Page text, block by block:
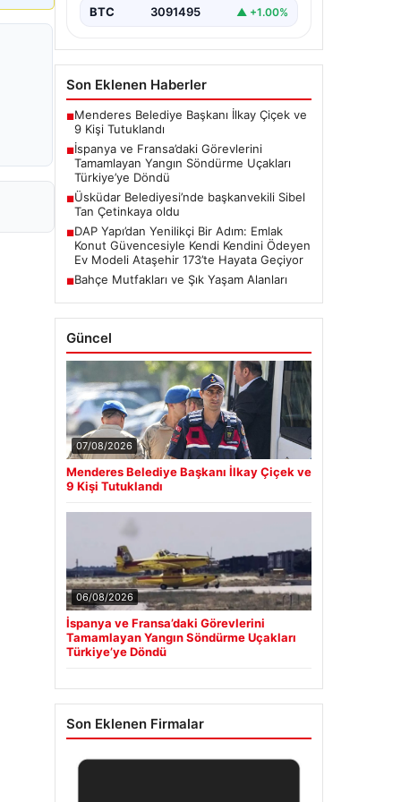
BTC 3091495 ▲ +1.00%
Son Eklenen Haberler
■Menderes Belediye Başkanı İlkay Çiçek ve
9 Kişi Tutuklandı
■İspanya ve Fransa’daki Görevlerini
Tamamlayan Yangın Söndürme Uçakları
Türkiye’ye Döndü
■Üsküdar Belediyesi’nde başkanvekili Sibel
Tan Çetinkaya oldu
■DAP Yapı’dan Yenilikçi Bir Adım: Emlak
Konut Güvencesiyle Kendi Kendini Ödeyen
Ev Modeli Ataşehir 173’te Hayata Geçiyor
■Bahçe Mutfakları ve Şık Yaşam Alanları
Güncel
07/08/2026
Menderes Belediye Başkanı İlkay Çiçek ve
9 Kişi Tutuklandı
06/08/2026
İspanya ve Fransa’daki Görevlerini
Tamamlayan Yangın Söndürme Uçakları
Türkiye’ye Döndü
Son Eklenen Firmalar